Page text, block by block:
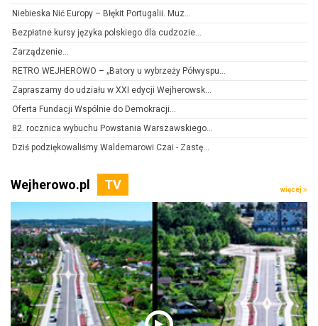
Niebieska Nić Europy – Błękit Portugalii. Muz...
Bezpłatne kursy języka polskiego dla cudzozie...
Zarządzenie...
RETRO WEJHEROWO – „Batory u wybrzeży Półwyspu...
Zapraszamy do udziału w XXI edycji Wejherowsk...
Oferta Fundacji Wspólnie do Demokracji...
82. rocznica wybuchu Powstania Warszawskiego...
Dziś podziękowaliśmy Waldemarowi Czai - Zastę...
Wejherowo.pl więcej